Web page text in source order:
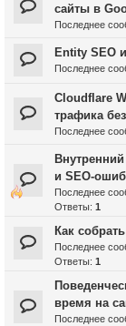
сайты в
Последнее
Entity SEO
Последнее
Cloudflare
трафика
Последнее
Внутренний
и SEO-
Последнее
Ответы: 1
Как
Последнее
Ответы: 1
время на
Последнее